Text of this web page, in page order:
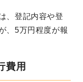
、登記内容や登
、5万円程度が報
費用